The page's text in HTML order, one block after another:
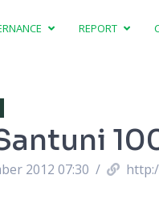
REPORT
2012 07:30 /